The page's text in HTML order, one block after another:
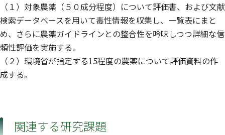
（１）対象農薬（５０成分程度）について評価書、および文献
検索データベースを用いて毒性情報を収集し、一覧表にまと
め、さらに農薬ガイドラインとの整合性を吟味しつつ詳細な信
頼性評価を実施する。
（２）環境省が指定する15程度の農薬について評価資料の作
成する。
関連する研究課題